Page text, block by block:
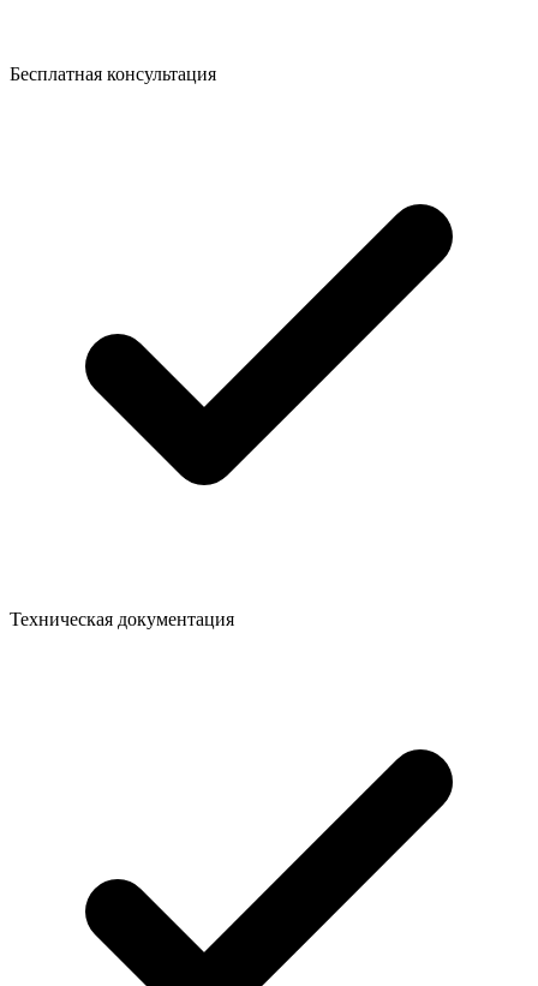
Бесплатная консультация
Техническая документация